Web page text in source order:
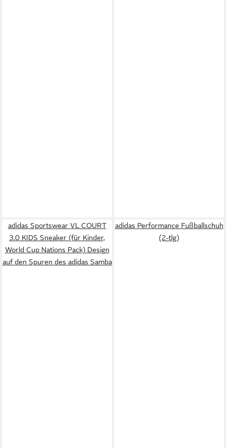
adidas Sportswear VL COURT
3.0 KIDS Sneaker (für Kinder,
World Cup Nations Pack) Design
auf den Spuren des adidas Samba
adidas Performance Fußballschuh
(2-tlg)